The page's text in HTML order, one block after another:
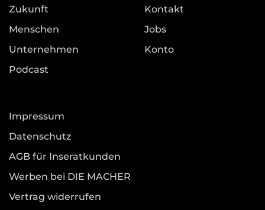
Zukunft
Menschen
Unternehmen
Podcast
Kontakt
Jobs
Konto
Impressum
Datenschutz
AGB für Inseratkunden
Werben bei DIE MACHER
Vertrag widerrufen